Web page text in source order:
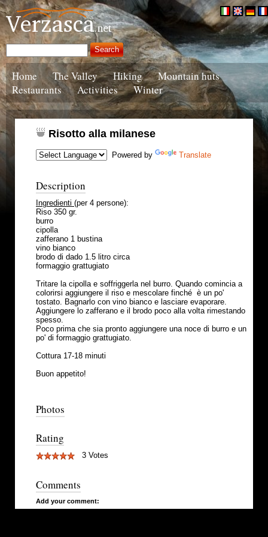
Home The Valley Hiking
Mountain huts
Restaurants
Activities Winter
Risotto alla milanese
Powered by Translate
Description
Ingredienti (per 4 persone):
Riso 350 gr.
burro
cipolla
zafferano 1 bustina
vino bianco
brodo di dado 1.5 litro circa
formaggio grattugiato
Tritare la cipolla e soffriggerla nel burro. Quando comincia a
colorirsi aggiungere il riso e mescolare finché è un po'
tostato. Bagnarlo con vino bianco e lasciare evaporare.
Aggiungere lo zafferano e il brodo poco alla volta rimestando
spesso.
Poco prima che sia pronto aggiungere una noce di burro e un
po' di formaggio grattugiato.
Cottura 17-18 minuti
Buon appetito!
Photos
Rating
3 Votes
Comments
Add your comment: